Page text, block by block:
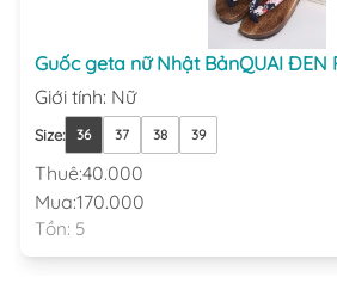
Guốc geta nữ Nhật BảnQUAI ĐEN
Giới tính: Nữ
Size: 36 37 38 39
Thuê:40.000
Mua:170.000
Tồn: 5